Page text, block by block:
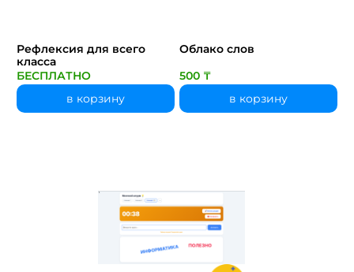
Рефлексия для всего
класса
БЕСПЛАТНО
в корзину
Облако слов
500 ₸
в корзину